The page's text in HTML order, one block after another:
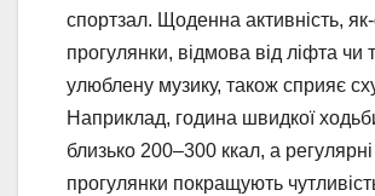
спортзал. Щоденна активність,
прогулянки, відмова від ліфта чи
улюблену музику, також сприяє
Наприклад, година швидкої
близько 200–300 ккал, а регулярні
прогулянки покращують